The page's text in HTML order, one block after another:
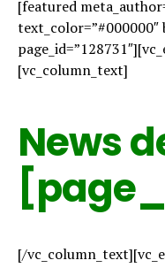
[featured
text_color=”#000000″
[vc_column_text]
News
[/